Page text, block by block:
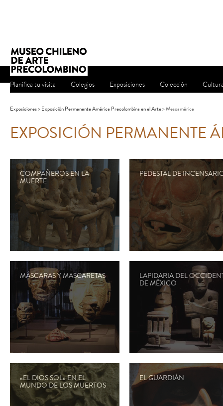
Planifica tu visita Colegios Exposiciones Colección
Exposiciones>Exposición Permanente América Precolombina en el Arte> Mesoamérica
EXPOSICIÓN PERMANENTE
COMPAÑEROS EN LA
MUERTE
PEDESTAL DE
MÁSCARAS Y MASCARETAS LAPIDARIA DEL
DE MÉXICO
«EL DIOS SOL» EN EL
MUNDO DE LOS MUERTOS
EL GUARDIÁN